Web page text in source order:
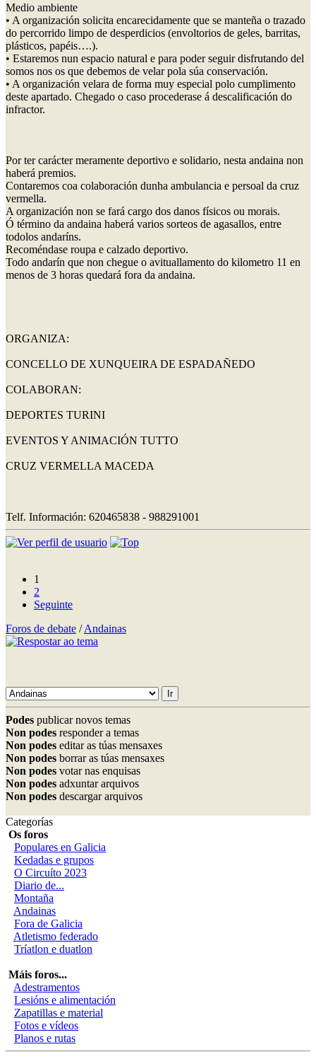
Medio ambiente
• A organización solicita encarecidamente que se manteña o trazado
do percorrido limpo de desperdicios (envoltorios de geles, barritas,
plásticos, papéis….).
• Estaremos nun espacio natural e para poder seguir disfrutando del
somos nos os que debemos de velar pola súa conservación.
• A organización velara de forma muy especial polo cumplimento
deste apartado. Chegado o caso procederase á descalificación do
infractor.
Por ter carácter meramente deportivo e solidario, nesta andaina non
haberá premios.
Contaremos coa colaboración dunha ambulancia e persoal da cruz
vermella.
A organización non se fará cargo dos danos físicos ou morais.
Ó término da andaina haberá varios sorteos de agasallos, entre
todolos andaríns.
Recoméndase roupa e calzado deportivo.
Todo andarín que non chegue o avituallamento do kilometro 11 en
menos de 3 horas quedará fora da andaina.
ORGANIZA:
CONCELLO DE XUNQUEIRA DE ESPADAÑEDO
COLABORAN:
DEPORTES TURINI
EVENTOS Y ANIMACIÓN TUTTO
CRUZ VERMELLA MACEDA
Telf. Información: 620465838 - 988291001
1
2
Seguinte
Foros de debate /Andainas
Podes publicar novos temas
Non podes responder a temas
Non podes editar as túas mensaxes
Non podes borrar as túas mensaxes
Non podes votar nas enquisas
Non podes adxuntar arquivos
Non podes descargar arquivos
Categorías
Os foros
Populares en Galicia
Kedadas e grupos
O Circuíto 2023
Diario de...
Montaña
Andainas
Fora de Galicia
Atletismo federado
Tríatlon e duatlon
Máis foros...
Adestramentos
Lesións e alimentación
Zapatillas e material
Fotos e vídeos
Planos e rutas